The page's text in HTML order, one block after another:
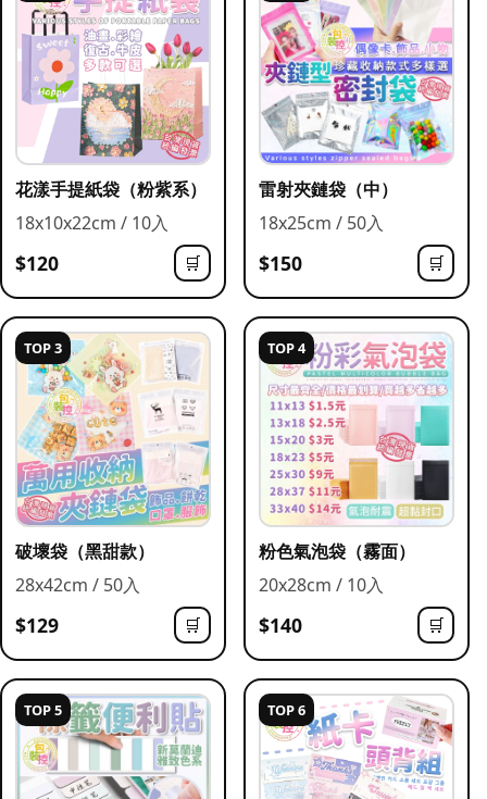
花漾手提紙袋（粉紫系）
18x10x22cm / 10入
$120 🛒
雷射夾鏈袋（中）
18x25cm / 50入
$150 🛒
TOP 3
破壞袋（黑甜款）
28x42cm / 50入
$129 🛒
TOP 4
粉色氣泡袋（霧面）
20x28cm / 10入
$140 🛒
TOP 5 TOP 6